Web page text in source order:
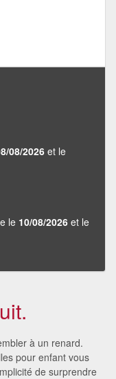
08/2026 et le
le 10/08/2026 et le
à un renard.
pour enfant vous
de surprendre